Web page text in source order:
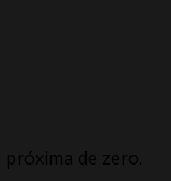
de zero.